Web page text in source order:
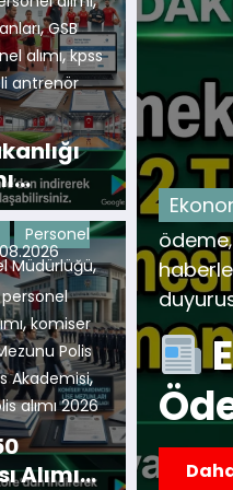
,GSB
alımı,kpss
antrenör
İşte
Personel
Müdürlüğü,
,komiser
Polis
Akademisi,
alımı 2026
Alımı
3552 TL
,emekli
,SGK